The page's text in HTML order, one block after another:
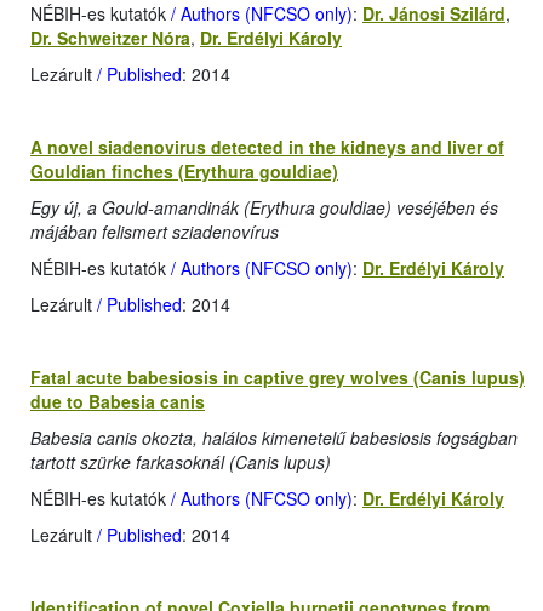
NÉBIH-es kutatók / Authors (NFCSO only): Dr. Jánosi Szilárd,
Dr. Schweitzer Nóra, Dr. Erdélyi Károly
Lezárult / Published: 2014
A novel siadenovirus detected in the kidneys and liver of
Gouldian finches (Erythura gouldiae)
Egy új, a Gould-amandinák (Erythura gouldiae) veséjében és
májában felismert sziadenovírus
NÉBIH-es kutatók / Authors (NFCSO only): Dr. Erdélyi Károly
Lezárult / Published: 2014
Fatal acute babesiosis in captive grey wolves (Canis lupus)
due to Babesia canis
Babesia canis okozta, halálos kimenetelű babesiosis fogságban
tartott szürke farkasoknál (Canis lupus)
NÉBIH-es kutatók / Authors (NFCSO only): Dr. Erdélyi Károly
Lezárult / Published: 2014